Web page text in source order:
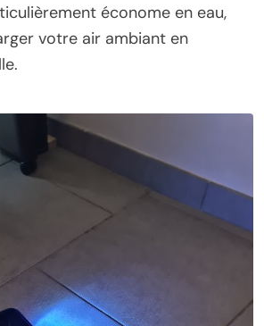
économe en eau,
votre air ambiant en